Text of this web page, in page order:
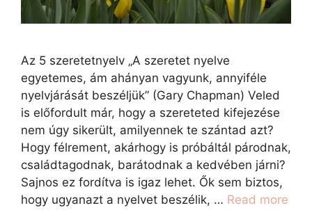
Az 5 szeretetnyelv „A szeretet nyelve
egyetemes, ám ahányan vagyunk, annyiféle
nyelvjárását beszéljük” (Gary Chapman) Veled
is előfordult már, hogy a szereteted kifejezése
nem úgy sikerült, amilyennek te szántad azt?
Hogy félrement, akárhogy is próbáltál párodnak,
családtagodnak, barátodnak a kedvében járni?
Sajnos ez fordítva is igaz lehet. Ők sem biztos,
hogy ugyanazt a nyelvet beszélik, … Read more